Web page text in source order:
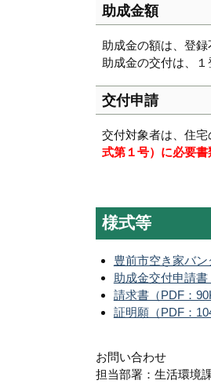
助成金額
助成金の額は、登録
助成金の交付は、１
交付申請
交付対象者は、住宅
式第１号）に必要
様式等
豊前市空き家バ
助成金交付申請書
請求書（PDF：
証明願（PDF：
お問い合わせ
担当部署：生活環境